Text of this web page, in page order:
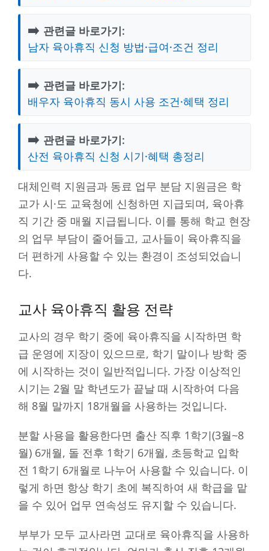
➡️ 관련글 바로가기:
남자 육아휴직 신청 방법·급여·조건 정리
➡️ 관련글 바로가기:
배우자 육아휴직 동시 사용 조건·혜택 정리
➡️ 관련글 바로가기:
산전 육아휴직 신청 시기·혜택 총정리
대체인력 지원금과 동료 업무 분담 지원금은 학
교가 시·도 교육청에 신청하면 지급되며, 육아휴
직 기간 중 매월 지급됩니다. 이를 통해 학교 현장
의 업무 부담이 줄어들고, 교사들이 육아휴직을
더 편하게 사용할 수 있는 환경이 조성되었습니
다.
교사 육아휴직 활용 전략
교사의 경우 학기 중에 육아휴직을 시작하면 학
급 운영에 지장이 있으므로, 학기 말이나 방학 중
에 시작하는 것이 일반적입니다. 가장 이상적인
시기는 2월 말 학년도가 끝날 때 시작하여 다음
해 8월 말까지 18개월을 사용하는 것입니다.
분할 사용을 활용한다면 출산 직후 1학기(3월~8
월) 6개월, 돌 전후 1학기 6개월, 초등학교 입학
전 1학기 6개월로 나누어 사용할 수 있습니다. 이
렇게 하면 항상 학기 초에 복직하여 새 학급을 맡
을 수 있어 업무 연속성도 유지할 수 있습니다.
부부가 모두 교사라면 교대로 육아휴직을 사용하